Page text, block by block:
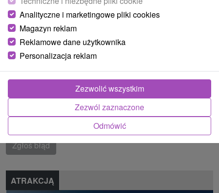
Region turystyczny
Žilinský kraj, Martinské hole, Turčianska kotlina, Valčianska
dolina
Znalazłeś błąd lub chcesz polecić nam nową atrakcję
Zgłoś błąd
ATRAKCJĄ
Analityczne i marketingowe pliki cookies
Magazyn reklam
Reklamowe dane użytkownika
Personalizacja reklam
Odmówić
Zezwól zaznaczone
Zezwolić wszystkim